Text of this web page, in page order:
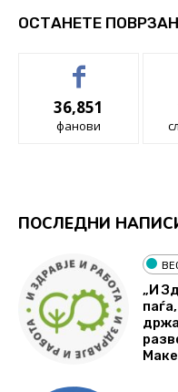
ОСТАНЕТЕ
36,851
фанови
ПОСЛЕДНИ
„И